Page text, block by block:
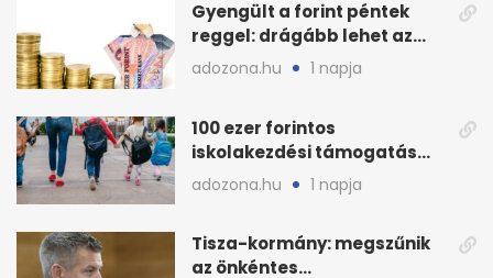
Gyengült a forint péntek
reggel: drágább lehet az
euró és a dollár
adozona.hu 1 napja
100 ezer forintos
iskolakezdési támogatás
2026 őszén: adózás,
munkáltatói plusz
adozona.hu 1 napja
Tisza-kormány: megszűnik
az önkéntes